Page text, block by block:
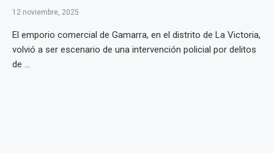
12 noviembre, 2025
El emporio comercial de Gamarra, en el distrito de La Victoria,
volvió a ser escenario de una intervención policial por delitos
de ...